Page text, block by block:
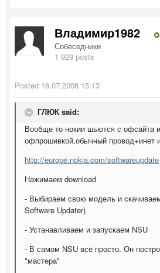
Владимир1982
Собеседники
1 929 posts
Posted 16.07.2008 15:13
ГЛЮК said:
Вообще то нокии шьются с офсайта и
офпрошивкой,обычный провод+инет
http://europe.nokia.com/softwareupdate
Нажимаем download
- Выбираем свою модель и
Software Updater)
- Устанавливаем и запускаем NSU
- В самом NSU всё просто. Он
"мастера"